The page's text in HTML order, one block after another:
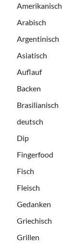
Amerikanisch
Arabisch
Argentinisch
Asiatisch
Auflauf
Backen
Brasilianisch
deutsch
Dip
Fingerfood
Fisch
Fleisch
Gedanken
Griechisch
Grillen